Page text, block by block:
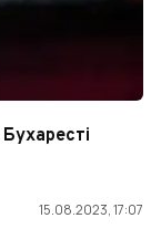
15.08.2023, 17:07